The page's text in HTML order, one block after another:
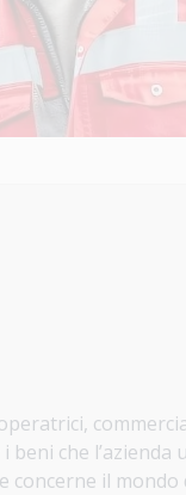
che
il